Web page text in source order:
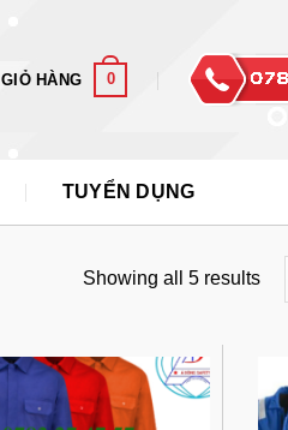
GIỎ HÀNG 0
TUYỂN DỤNG
Showing all 5 results